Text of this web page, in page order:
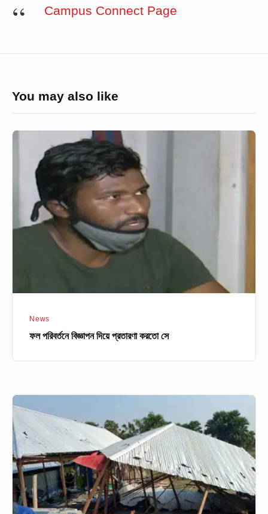
Campus Connect Page
You may also like
প্রতারণা
করতো
News
ফল পরিবর্তনে বিজ্ঞাপন দিয়ে প্রতারণা করতো সে
ফরিদপুরে
কওমি
মাদরাসা
সমর্থকদের
বিরুদ্ধে
একটি
মাদরাসা